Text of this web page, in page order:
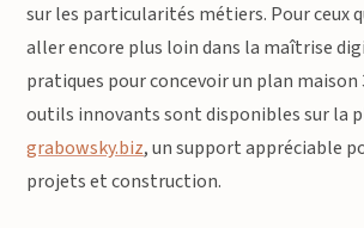
sur les particularités métiers. Pour ceux
aller encore plus loin dans la maîtrise
pratiques pour concevoir un plan maison
outils innovants sont disponibles sur la
grabowsky.biz, un support appréciable
projets et construction.